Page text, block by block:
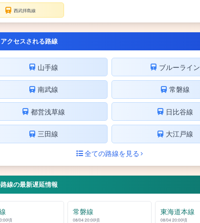
西武拝島線
クセスされる路線
山手線 ブルーライン
南武線 常磐線
都営浅草線 日比谷線
三田線
大江戸線
全ての路線を見る
線の最新遅延情報
頃
常磐線
08/04 20:00頃
東海道本線
08/04 20:00頃